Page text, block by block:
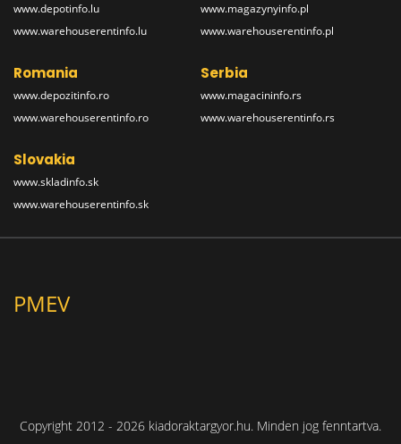
www.depotinfo.lu
www.warehouserentinfo.lu
www.magazynyinfo.pl
www.warehouserentinfo.pl
Romania
www.depozitinfo.ro
www.warehouserentinfo.ro
Serbia
www.magacininfo.rs
www.warehouserentinfo.rs
Slovakia
www.skladinfo.sk
www.warehouserentinfo.sk
PMEV
Copyright 2012 - 2026 kiadoraktargyor.hu. Minden jog fenntartva.